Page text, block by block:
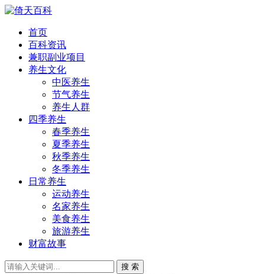
首页
百科资讯
兼职副业项目
养生文化
中医养生
节气养生
养生人群
四季养生
春季养生
夏季养生
秋季养生
冬季养生
日常养生
运动养生
名家养生
美食养生
旅游养生
财富故事
搜 索